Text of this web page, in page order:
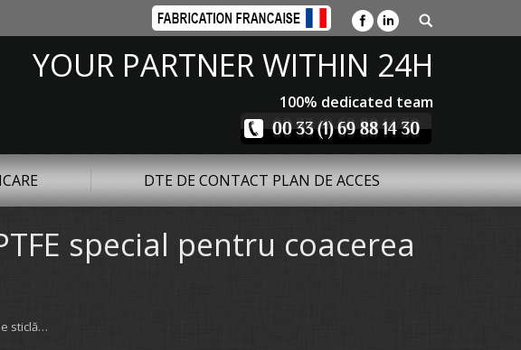
YOUR PARTNER WITHIN 24H
100% dedicated team
DTE DE CONTACT PLAN DE ACCES
special pentru coacerea
sticlă…